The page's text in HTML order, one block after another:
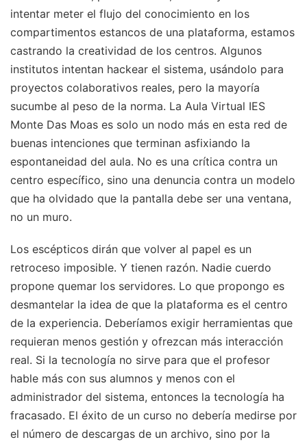
intentar meter el flujo del conocimiento en los
compartimentos estancos de una plataforma, estamos
castrando la creatividad de los centros. Algunos
institutos intentan hackear el sistema, usándolo para
proyectos colaborativos reales, pero la mayoría
sucumbe al peso de la norma. La Aula Virtual IES
Monte Das Moas es solo un nodo más en esta red de
buenas intenciones que terminan asfixiando la
espontaneidad del aula. No es una crítica contra un
centro específico, sino una denuncia contra un modelo
que ha olvidado que la pantalla debe ser una ventana,
no un muro.
Los escépticos dirán que volver al papel es un
retroceso imposible. Y tienen razón. Nadie cuerdo
propone quemar los servidores. Lo que propongo es
desmantelar la idea de que la plataforma es el centro
de la experiencia. Deberíamos exigir herramientas que
requieran menos gestión y ofrezcan más interacción
real. Si la tecnología no sirve para que el profesor
hable más con sus alumnos y menos con el
administrador del sistema, entonces la tecnología ha
fracasado. El éxito de un curso no debería medirse por
el número de descargas de un archivo, sino por la